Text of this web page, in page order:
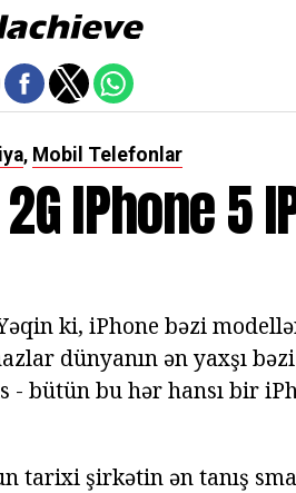
, Mobil Telefonlar
IPhone 5
ki, iPhone bəzi
dünyanın ən yaxşı
bütün bu hər hansı bir
tarixi şirkətin ən tanış